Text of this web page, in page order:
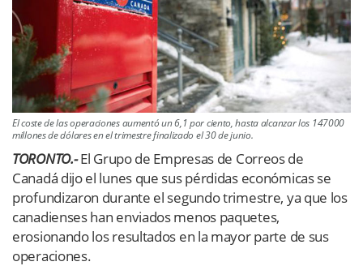
El coste de las operaciones aumentó un 6,1 por ciento, hasta alcanzar los 147000
millones de dólares en el trimestre finalizado el 30 de junio.
TORONTO.-El Grupo de Empresas de Correos de
Canadá dijo el lunes que sus pérdidas económicas se
profundizaron durante el segundo trimestre, ya que los
canadienses han enviados menos paquetes,
erosionando los resultados en la mayor parte de sus
operaciones.